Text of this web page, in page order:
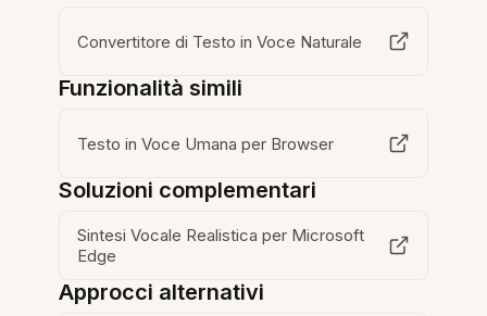
Convertitore di Testo in Voce Naturale
Funzionalità simili
Testo in Voce Umana per Browser
Soluzioni complementari
Sintesi Vocale Realistica per Microsoft
Edge
Approcci alternativi